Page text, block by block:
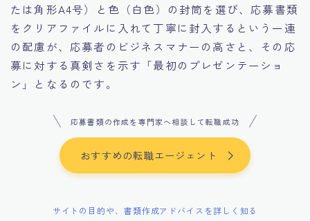
たは角形A4号）と色（白色）の封筒を選び、応募書類
をクリアファイルに入れて丁寧に封入するという一連
の配慮が、応募者のビジネスマナーの高さと、その応
募に対する真剣さを示す「最初のプレゼンテーショ
ン」となるのです。
応募書類の作成を専門家へ相談して転職成功
おすすめの転職エージェント
サイトの目的や、書類作成アドバイスを詳しく知る